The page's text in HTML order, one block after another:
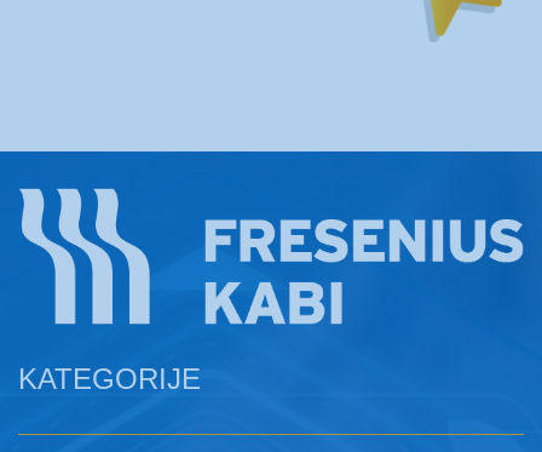
KATEGORIJE